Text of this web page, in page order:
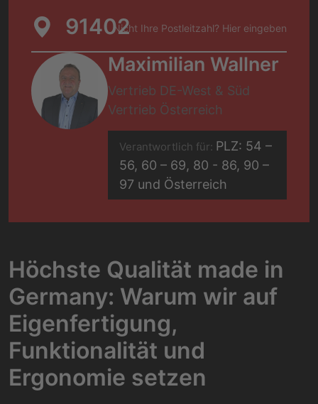
Nicht Ihre Postleitzahl? Hier eingeben
Maximilian Wallner
Vertrieb DE-West & Süd
Vertrieb Österreich
Verantwortlich für: PLZ: 54 –
56, 60 – 69, 80 - 86, 90 –
97 und Österreich
Höchste Qualität made in
Germany: Warum wir auf
Eigenfertigung,
Funktionalität und
Ergonomie setzen